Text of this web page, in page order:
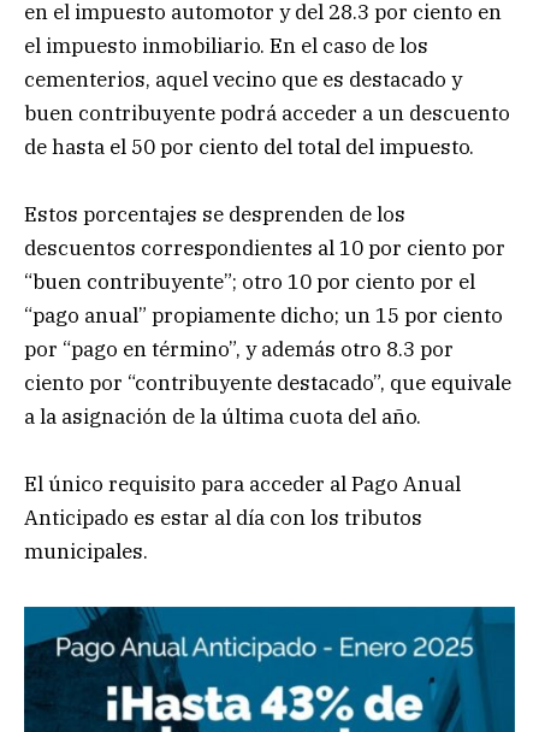
en el impuesto automotor y del 28.3 por ciento en
el impuesto inmobiliario. En el caso de los
cementerios, aquel vecino que es destacado y
buen contribuyente podrá acceder a un descuento
de hasta el 50 por ciento del total del impuesto.
Estos porcentajes se desprenden de los
descuentos correspondientes al 10 por ciento por
“buen contribuyente”; otro 10 por ciento por el
“pago anual” propiamente dicho; un 15 por ciento
por “pago en término”, y además otro 8.3 por
ciento por “contribuyente destacado”, que equivale
a la asignación de la última cuota del año.
El único requisito para acceder al Pago Anual
Anticipado es estar al día con los tributos
municipales.